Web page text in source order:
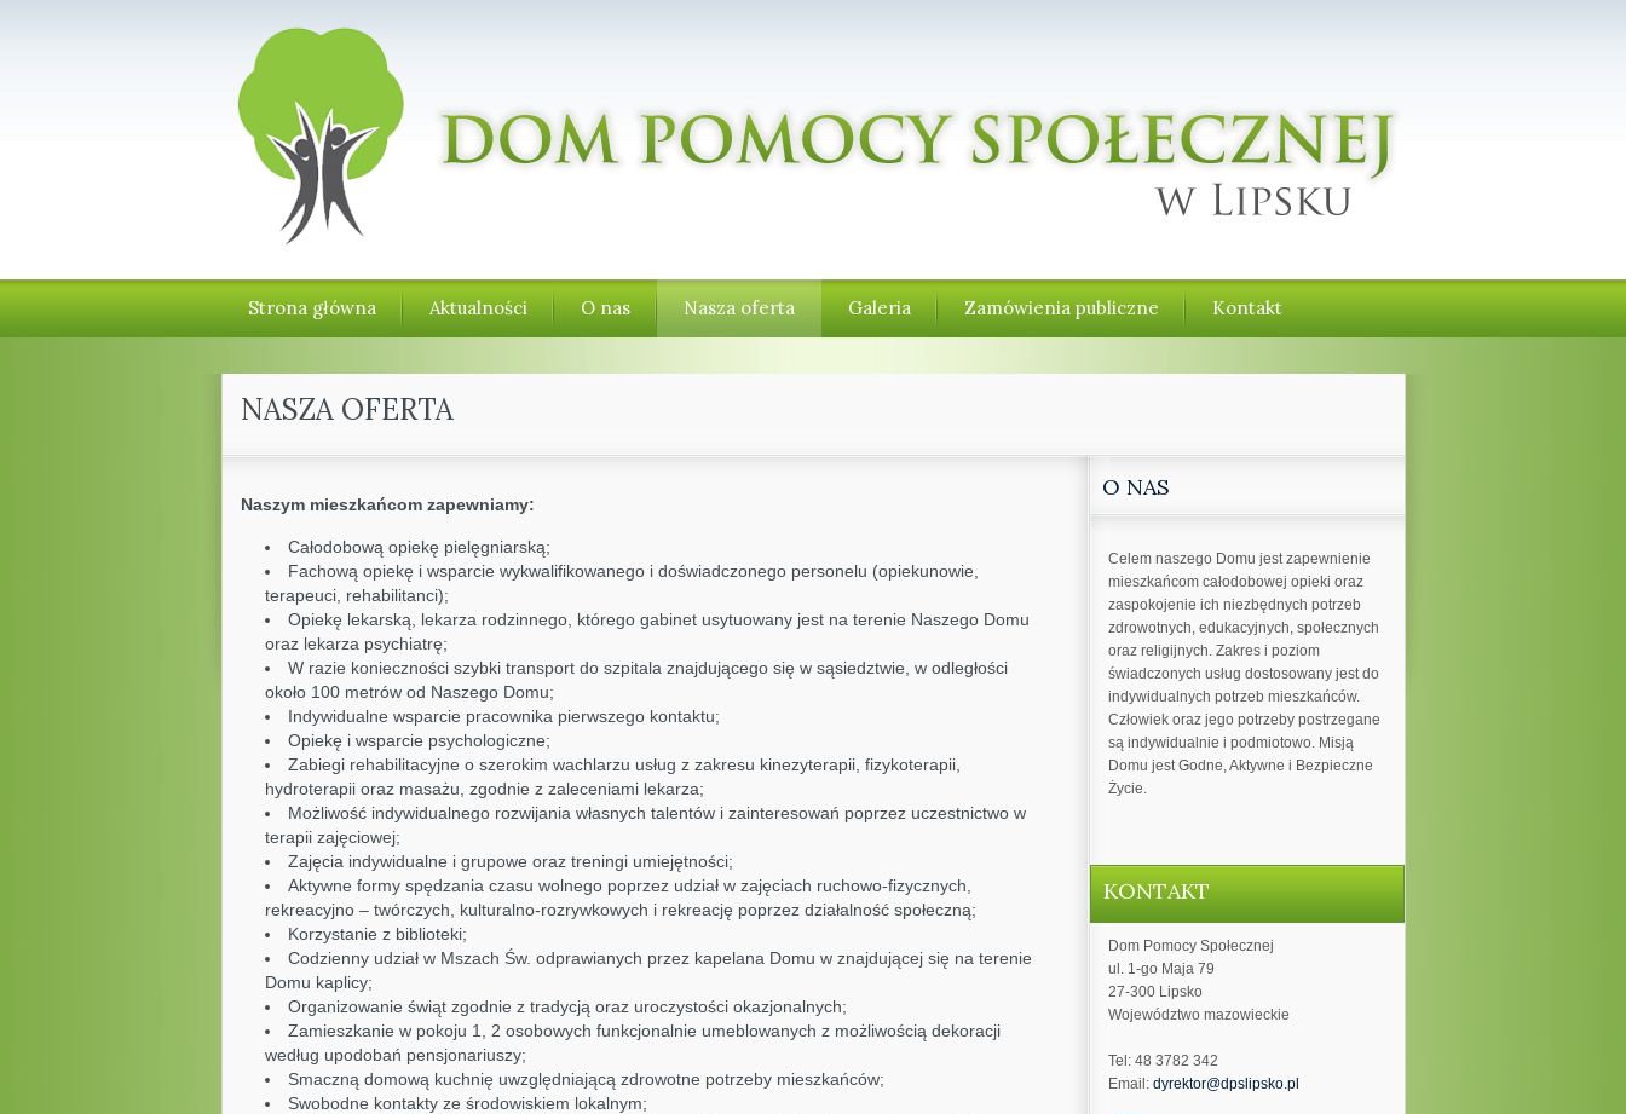
Strona główna Aktualności O nas Nasza oferta Galeria Zamówienia publiczne Kontakt
NASZA OFERTA
O NAS
Celem naszego Domu jest zapewnienie
mieszkańcom całodobowej opieki oraz
zaspokojenie ich niezbędnych potrzeb
zdrowotnych, edukacyjnych, społecznych
oraz religijnych. Zakres i poziom
świadczonych usług dostosowany jest do
indywidualnych potrzeb mieszkańców.
Człowiek oraz jego potrzeby postrzegane
są indywidualnie i podmiotowo. Misją
Domu jest Godne, Aktywne i Bezpieczne
Życie.
KONTAKT
Dom Pomocy Społecznej
ul. 1-go Maja 79
27-300 Lipsko
Województwo mazowieckie
Tel: 48 3782 342
Email: dyrektor@dpslipsko.pl
Naszym mieszkańcom zapewniamy:
Całodobową opiekę pielęgniarską;
Fachową opiekę i wsparcie wykwalifikowanego i doświadczonego personelu (opiekunowie,
terapeuci, rehabilitanci);
Opiekę lekarską, lekarza rodzinnego, którego gabinet usytuowany jest na terenie Naszego Domu
oraz lekarza psychiatrę;
W razie konieczności szybki transport do szpitala znajdującego się w sąsiedztwie, w odległości
około 100 metrów od Naszego Domu;
Indywidualne wsparcie pracownika pierwszego kontaktu;
Opiekę i wsparcie psychologiczne;
Zabiegi rehabilitacyjne o szerokim wachlarzu usług z zakresu kinezyterapii, fizykoterapii,
hydroterapii oraz masażu, zgodnie z zaleceniami lekarza;
Możliwość indywidualnego rozwijania własnych talentów i zainteresowań poprzez uczestnictwo w
terapii zajęciowej;
Zajęcia indywidualne i grupowe oraz treningi umiejętności;
Aktywne formy spędzania czasu wolnego poprzez udział w zajęciach ruchowo-fizycznych,
rekreacyjno – twórczych, kulturalno-rozrywkowych i rekreację poprzez działalność społeczną;
Korzystanie z biblioteki;
Codzienny udział w Mszach Św. odprawianych przez kapelana Domu w znajdującej się na terenie
Domu kaplicy;
Organizowanie świąt zgodnie z tradycją oraz uroczystości okazjonalnych;
Zamieszkanie w pokoju 1, 2 osobowych funkcjonalnie umeblowanych z możliwością dekoracji
według upodobań pensjonariuszy;
Smaczną domową kuchnię uwzględniającą zdrowotne potrzeby mieszkańców;
Swobodne kontakty ze środowiskiem lokalnym;